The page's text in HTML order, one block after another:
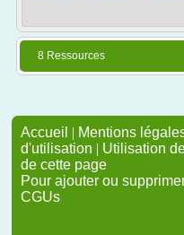
8 Ressources
Accueil | Mentions
d'utilisation | Utilisation
de cette page
Pour ajouter ou
CGUs